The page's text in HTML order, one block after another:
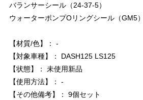
バランサーシール（24-37-5）
ウォーターポンプOリングシール（GM5）
【材質/色】： -
【対象車種】： DASH125 LS125
【状態】： 未使用新品
【使用方法】： -
【その他備考】： 9個セット